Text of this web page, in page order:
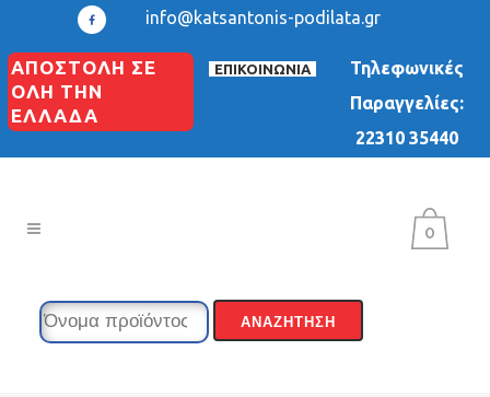
info@katsantonis-podilata.gr
ΑΠΟΣΤΟΛΗ ΣΕ
ΟΛΗ ΤΗΝ
ΕΛΛΑΔΑ
ΕΠΙΚΟΙΝΩΝΙΑ
Τηλεφωνικές
Παραγγελίες:
22310 35440
0